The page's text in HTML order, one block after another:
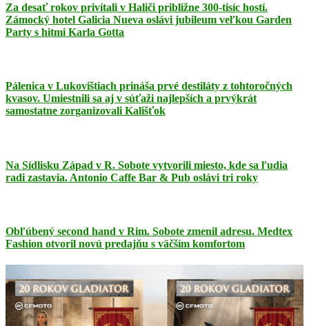
Za desať rokov privítali v Haliči približne 300-tisíc hostí.
Zámocký hotel Galicia Nueva oslávi jubileum veľkou Garden
Party s hitmi Karla Gotta
Pálenica v Lukovištiach prináša prvé destiláty z tohtoročných
kvasov. Umiestnili sa aj v súťaži najlepších a prvýkrát
samostatne zorganizovali Kališťok
Na Sídlisku Západ v R. Sobote vytvorili miesto, kde sa ľudia
radi zastavia. Antonio Caffe Bar & Pub oslávi tri roky
Obľúbený second hand v Rim. Sobote zmenil adresu. Medtex
Fashion otvoril novú predajňu s väčším komfortom